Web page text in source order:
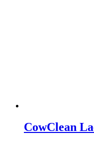
CowClean